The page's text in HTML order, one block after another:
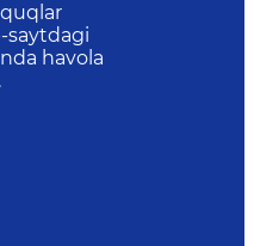
saytdagi
havola